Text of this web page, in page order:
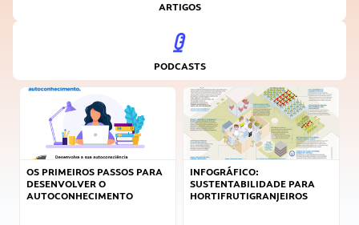
ARTIGOS
PODCASTS
OS PRIMEIROS PASSOS PARA
DESENVOLVER O
AUTOCONHECIMENTO
INFOGRÁFICO:
SUSTENTABILIDADE PARA
HORTIFRUTIGRANJEIROS